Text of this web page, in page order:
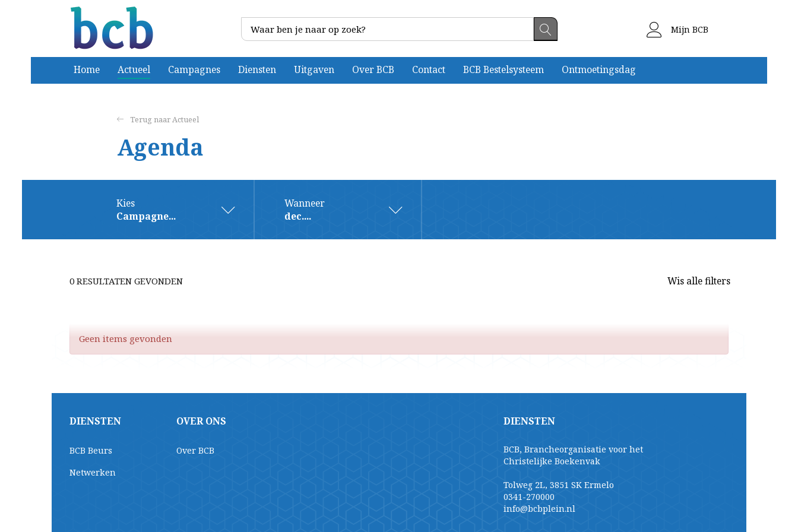
Mijn BCB
Home Actueel Campagnes Diensten Uitgaven Over BCB Contact BCB Bestelsysteem Ontmoetingsdag
Actueel
Agenda
Kies
Campagne...
Wanneer
dec....
0 RESULTATEN GEVONDEN Wis alle filters
Geen items gevonden
DIENSTEN
BCB Beurs
Netwerken
OVER ONS
Over BCB
DIENSTEN
BCB, Brancheorganisatie voor het
Christelijke Boekenvak
Tolweg 2L, 3851 SK Ermelo
0341-270000
info@bcbplein.nl